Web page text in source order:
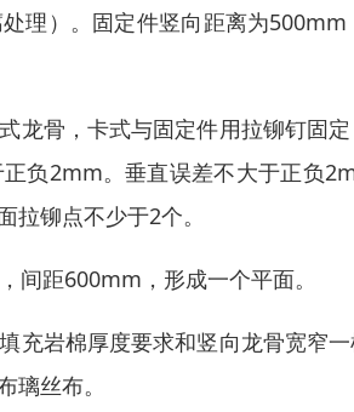
理）。固定件竖向距离为
龙骨，卡式与固定件用拉铆钉固
负2mm。垂直误差不大于正负
铆点不少于2个。
间距600mm，形成一个平面。
充岩棉厚度要求和竖向龙骨宽窄
丝布。